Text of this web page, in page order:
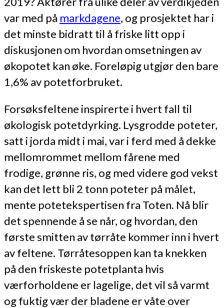
var med på markdagene, og prosjektet har i
det minste bidratt til å friske litt opp i
diskusjonen om hvordan omsetningen av
økopotet kan øke. Foreløpig utgjør den bare
1,6% av potetforbruket.
Forsøksfeltene inspirerte i hvert fall til
økologisk potetdyrking. Lysgrodde poteter,
satt i jorda midt i mai, var i ferd med å dekke
mellomrommet mellom fårene med
frodige, grønne ris, og med videre god vekst
kan det lett bli 2 tonn poteter på målet,
mente potetekspertisen fra Toten. Nå blir
det spennende å se når, og hvordan, den
første smitten av tørråte kommer inn i hvert
av feltene. Tørråtesoppen kan ta knekken
på den friskeste potetplanta hvis
værforholdene er lagelige, det vil så varmt
og fuktig vær der bladene er våte over